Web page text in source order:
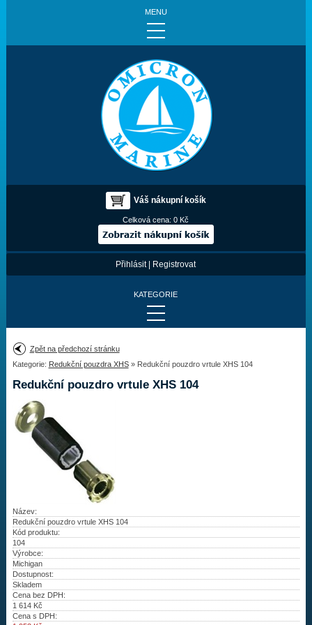
MENU
Váš nákupní košík
Celková cena:0 Kč
Přihlásit| Registrovat
KATEGORIE
Provedení:
Výrobce:
Drážky na hřídeli:
Najít vrtuli
Vrtule
Redukční pouzdra XHS
Kontakty
Aktuality
Zpět na předchozí stránku
Kategorie: Redukční pouzdra XHS» Redukční pouzdro vrtule XHS 104
Redukční pouzdro vrtule XHS 104
Název:
Redukční pouzdro vrtule XHS 104
Kód produktu:
104
Výrobce:
Michigan
Dostupnost:
Skladem
Cena bez DPH:
1 614Kč
Cena s DPH: